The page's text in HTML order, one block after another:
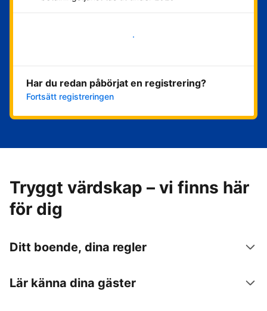
Kom igång nu
Har du redan påbörjat en registrering?
Fortsätt registreringen
Tryggt värdskap – vi finns här
för dig
Ditt boende, dina regler
Lär känna dina gäster